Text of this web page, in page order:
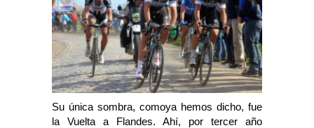
Su única sombra, comoya hemos dicho, fue
la Vuelta a Flandes. Ahí, por tercer año